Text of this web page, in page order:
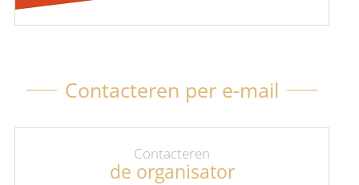
Contacteren per e-mail
Contacteren
de organisator